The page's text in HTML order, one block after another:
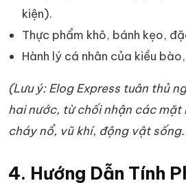
kiện).
Thực phẩm khô, bánh kẹo,
Hành lý cá nhân của kiều
(Lưu ý: Elog Express tuân thủ
hai nước, từ chối nhận các
cháy nổ, vũ khí, động vật
4. Hướng Dẫn Tính